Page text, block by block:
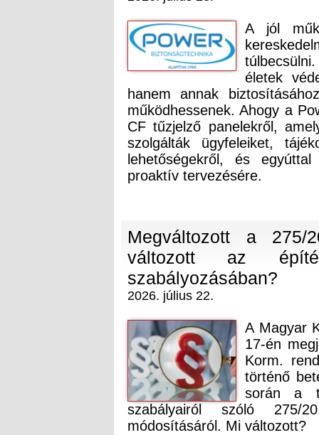
A jól
életek
hanem annak
működhessenek. Ahogy a
CF tűzjelző panelekről,
szolgálták ügyfeleiket,
lehetőségekről, és
proaktív tervezésére.
Megváltozott a 275/
változott az
szabályozásában?
2026. július 22.
A Magyar
17-én
Korm.
történő
során a
szabályairól szóló
módosításáról. Mi változott?